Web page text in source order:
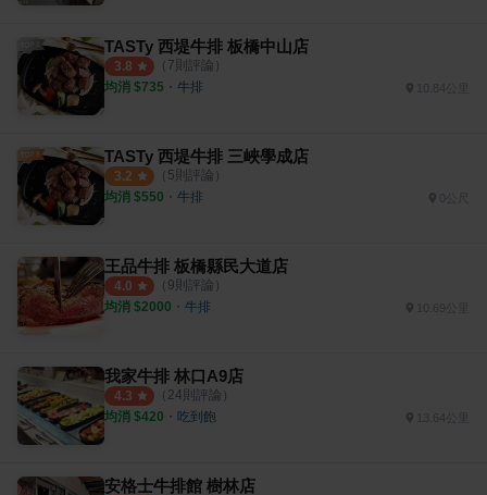
TASTy 西堤牛排 板橋中山店
3.8 （ 7則評論）
均消 $735 ・ 牛排 10.84公里
TASTy 西堤牛排 三峽學成店
3.2 （ 5則評論）
均消 $550 ・ 牛排
王品牛排 板橋縣民大道店
4.0 （ 9則評論）
均消 $2000 ・ 牛排
我家牛排 林口A9店
4.3 （ 24則評論）
均消 $420 ・ 吃到飽 13.64公里
安格士牛排館 樹林店